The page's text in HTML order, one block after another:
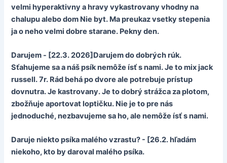
velmi hyperaktivny a hravy vykastrovany vhodny na
chalupu alebo dom Nie byt. Ma preukaz vsetky stepenia
ja o neho velmi dobre starane. Pekny den.
Darujem - [22.3. 2026]Darujem do dobrých rúk.
Sťahujeme sa a náš psík nemôže ísť s nami. Je to mix jack
russell. 7r. Rád behá po dvore ale potrebuje prístup
dovnutra. Je kastrovany. Je to dobrý strážca za plotom,
zbožňuje aportovat loptičku. Nie je to pre nás
jednoduché, nezbavujeme sa ho, ale nemôže ísť s nami.
Daruje niekto psíka malého vzrastu? - [26.2. hľadám
niekoho, kto by daroval malého psíka.